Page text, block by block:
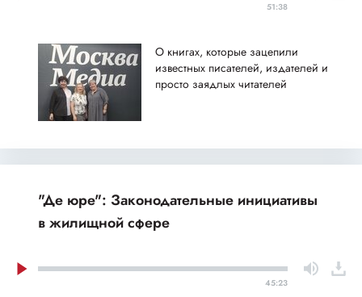
51:38
О книгах, которые зацепили
известных писателей, издателей и
просто заядлых читателей
"Де юре": Законодательные инициативы
в жилищной сфере
45:23